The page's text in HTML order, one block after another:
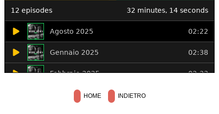
HOME INDIETRO